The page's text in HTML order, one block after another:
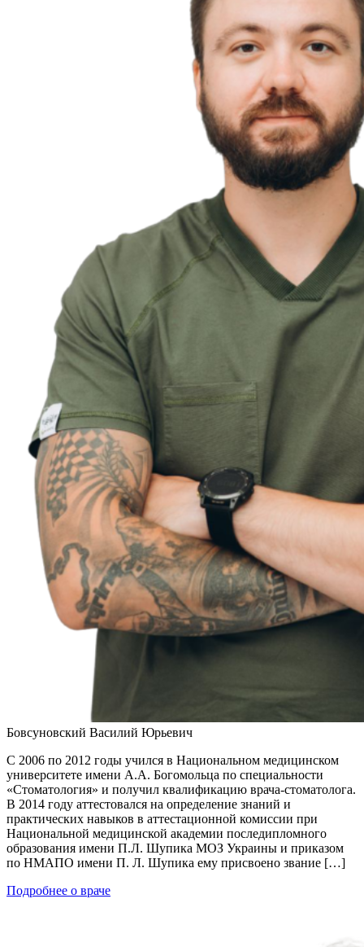
Бовсуновский Василий Юрьевич
С 2006 по 2012 годы учился в Национальном медицинском
университете имени А.А. Богомольца по специальности
«Стоматология» и получил квалификацию врача-стоматолога.
В 2014 году аттестовался на определение знаний и
практических навыков в аттестационной комиссии при
Национальной медицинской академии последипломного
образования имени П.Л. Шупика МОЗ Украины и приказом
по НМАПО имени П. Л. Шупика ему присвоено звание […]
Подробнее о враче